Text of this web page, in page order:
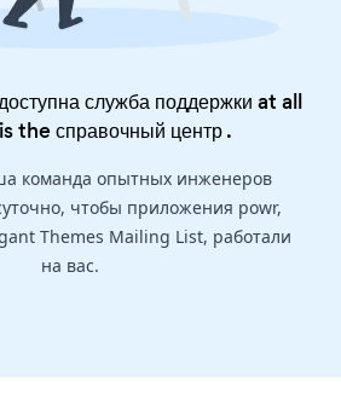
служба поддержки at all
theсправочный центр.
команда опытных инженеров
чтобы приложения powr,
Themes Mailing List, работали
на вас.